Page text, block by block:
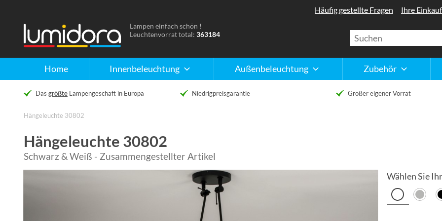
Home Innenbeleuchtung Außenbeleuchtung Zubehör
Häufig gestellte Fragen Ihre
Naar
de
Lampen einfach schön !
Leuchtenvorrat total: 363184
Das größte Lampengeschäft in Europa Niedrigpreisgarantie Großer eigener Vorrat
Hängeleuchte 30802
Hängeleuchte 30802
Schwarz & Weiß - Zusammengestellter Artikel
Wählen Sie